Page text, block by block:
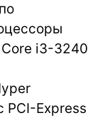
i3-3240
PCI-Express